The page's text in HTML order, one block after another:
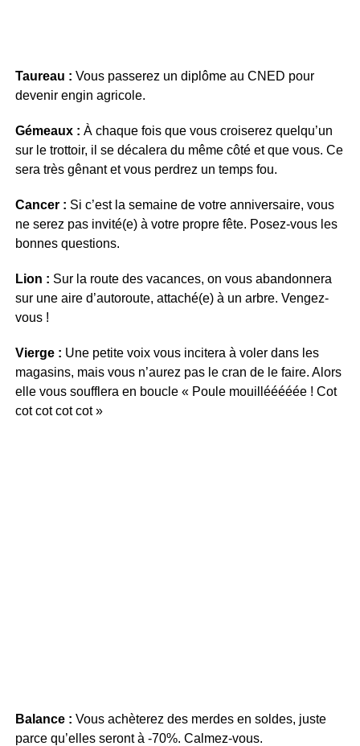
Taureau : Vous passerez un diplôme au CNED pour
devenir engin agricole.
Gémeaux : À chaque fois que vous croiserez quelqu’un
sur le trottoir, il se décalera du même côté et que vous. Ce
sera très gênant et vous perdrez un temps fou.
Cancer : Si c’est la semaine de votre anniversaire, vous
ne serez pas invité(e) à votre propre fête. Posez-vous les
bonnes questions.
Lion : Sur la route des vacances, on vous abandonnera
sur une aire d’autoroute, attaché(e) à un arbre. Vengez-
vous !
Vierge : Une petite voix vous incitera à voler dans les
magasins, mais vous n’aurez pas le cran de le faire. Alors
elle vous soufflera en boucle « Poule mouillééééée ! Cot
cot cot cot cot »
Balance : Vous achèterez des merdes en soldes, juste
parce qu’elles seront à -70%. Calmez-vous.